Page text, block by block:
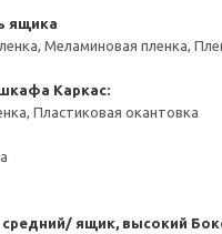
ящика
Меламиновая пленка,
Каркас:
Пластиковая окантовка
ящик, высокий